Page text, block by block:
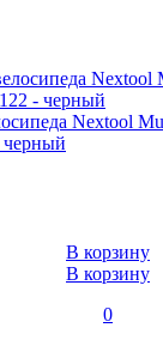
Nextool
В корзину
В корзину
0